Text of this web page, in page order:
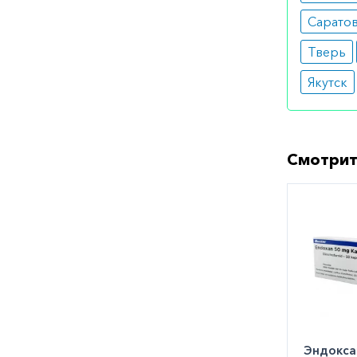
Как
Вы
Саратов
Тверь
Якутск